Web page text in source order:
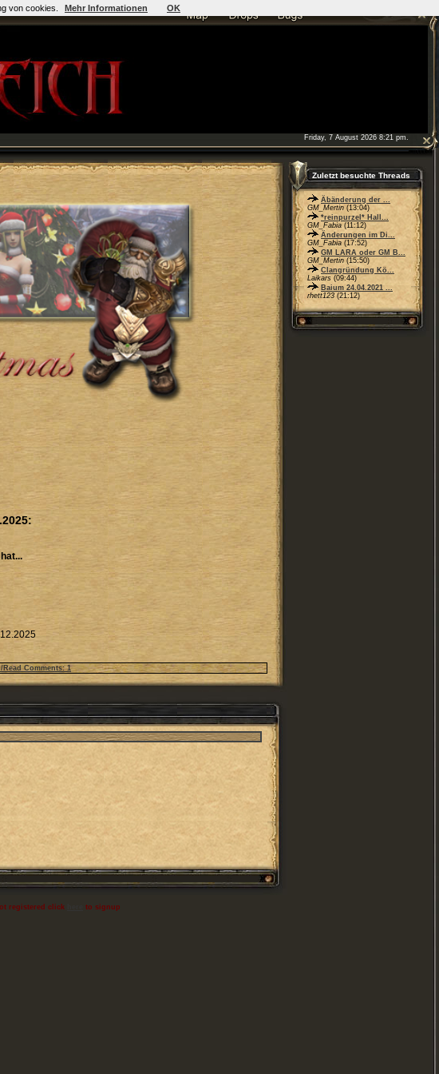
Friday, 7 August 2026 8:21 pm.
Read Comments: 1
registered click to signup
Zuletzt besuchte Threads
Äbänderung der ...
GM_Mertin (13:04)
*reinpurzel* Hall...
GM_Fabia (11:12)
Änderungen im Di...
GM_Fabia (17:52)
GM LARA oder GM B...
GM_Mertin (15:50)
Clangründung Kö...
Laikars (09:44)
Baium 24.04.2021 ...
rhett123 (21:12)
von cookies. Mehr Informationen OK